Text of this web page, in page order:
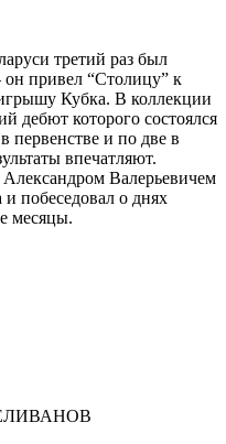
третий раз был
привел “Столицу” к
Кубка. В коллекции
дебют которого состоялся
первенстве и по две в
впечатляют.
Валерьевичем
побеседовал о днях
месяцы.